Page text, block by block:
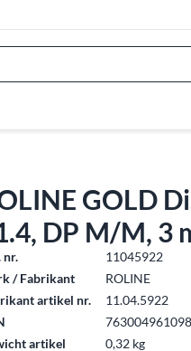
GOLD
DP M/M, 3
nr.
11045922
/ Fabrikant
ROLINE
artikel nr.
11.04.5922
artikel
0,32 kg